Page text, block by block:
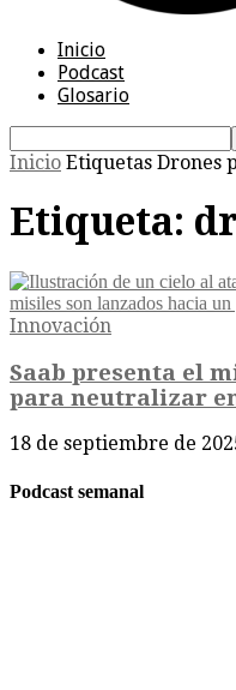
Inicio
Podcast
Glosario
Inicio Etiquetas Drones
Etiqueta:
Innovación
Saab presenta el
para neutralizar
18 de septiembre de
Podcast semanal